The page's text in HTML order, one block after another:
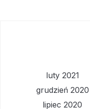
luty 2021
grudzień 2020
lipiec 2020